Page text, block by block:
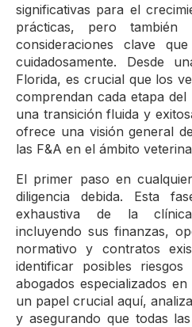
significativas para el
prácticas, pero
consideraciones clave
cuidadosamente. Desde
Florida, es crucial que los
comprendan cada etapa
una transición fluida y
ofrece una visión general
las F&A en el ámbito
El primer paso en
diligencia debida. Esta
exhaustiva de la
incluyendo sus finanzas,
normativo y contratos
identificar posibles
abogados especializados
un papel crucial aquí,
y asegurando que todas